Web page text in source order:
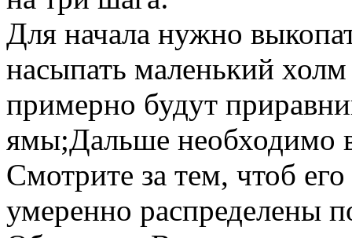
Для начала нужно
насыпать маленький
примерно будут
ямы;Дальше необходимо
Смотрите за тем, чтоб
умеренно распределены